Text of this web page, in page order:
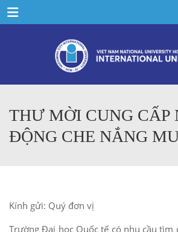
Menu
THƯ MỜI CUNG CẤP
ĐỘNG CHE NẮNG
Kính gửi: Quý đơn vị
Trường Đại học Quốc tế có nhu cầu tìm